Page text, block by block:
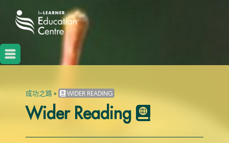
成功之路» WIDER READING
Wider Reading